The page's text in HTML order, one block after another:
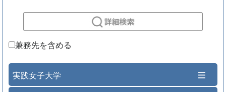
兼務先を含める
実践女子大学